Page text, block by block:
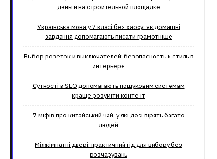
деньги на строительной площадке
Українська мова у 7 класі без хаосу: як домашні
завдання допомагають писати грамотніше
Выбор розеток и выключателей: безопасность и стиль в
интерьере
Сутності в SEO допомагають пошуковим системам
краще розуміти контент
7 міфів про китайський чай, у які досі вірять багато
людей
Міжкімнатні двері: практичний гід для вибору без
розчарувань